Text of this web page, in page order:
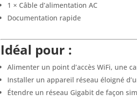
1 × Câble d’alimentation AC
Documentation rapide
Idéal pour :
Alimenter un point d’accès WiFi, une
Installer un appareil réseau éloigné
Étendre un réseau Gigabit de façon